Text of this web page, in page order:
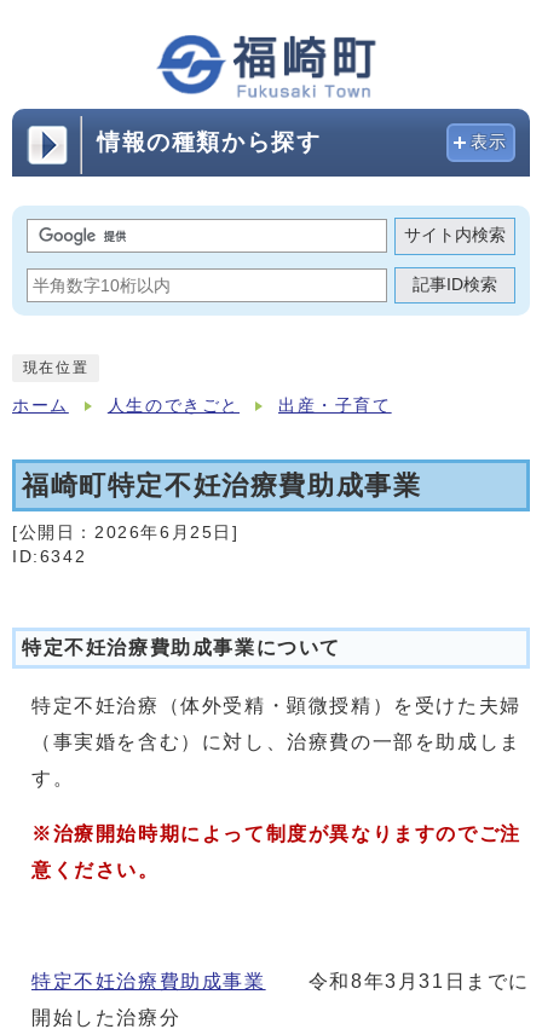
情報の種類から探す 表示
サイト内検索
記事ID検索
現在位置
ホーム 人生のできごと 出産・子育て
福崎町特定不妊治療費助成事業
[公開日： 2026年6月25日 ]
ID:6342
特定不妊治療費助成事業について
特定不妊治療（体外受精・顕微授精）を受けた夫婦
（事実婚を含む）に対し、治療費の一部を助成しま
す。
※治療開始時期によって制度が異なりますのでご注
意ください。
特定不妊治療費助成事業
令和8年3月31日までに
開始した治療分